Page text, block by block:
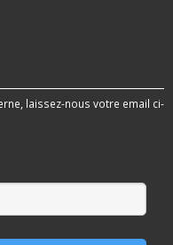
laissez-nous votre email ci-